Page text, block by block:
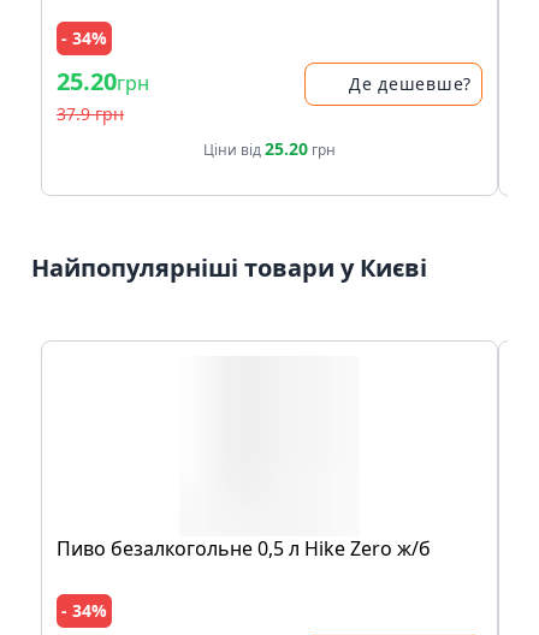
- 34%
25.20грн
37.9 грн
Де дешевше?
Ціни від25.20 грн
Найпопулярніші товари у Києві
Пиво безалкогольне 0,5 л Hike Zero ж/б
- 34%